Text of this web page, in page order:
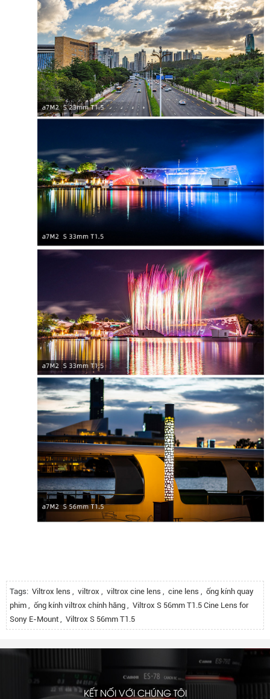
Tags: Viltrox lens viltrox viltrox cine lens cine lens
ống kính quay
phim
ống kính viltrox chính hãng
Viltrox S 56mm T1.5 Cine Lens for
Sony E-Mount
Viltrox S 56mm T1.5
KẾT NỐI VỚI CHÚNG TÔI